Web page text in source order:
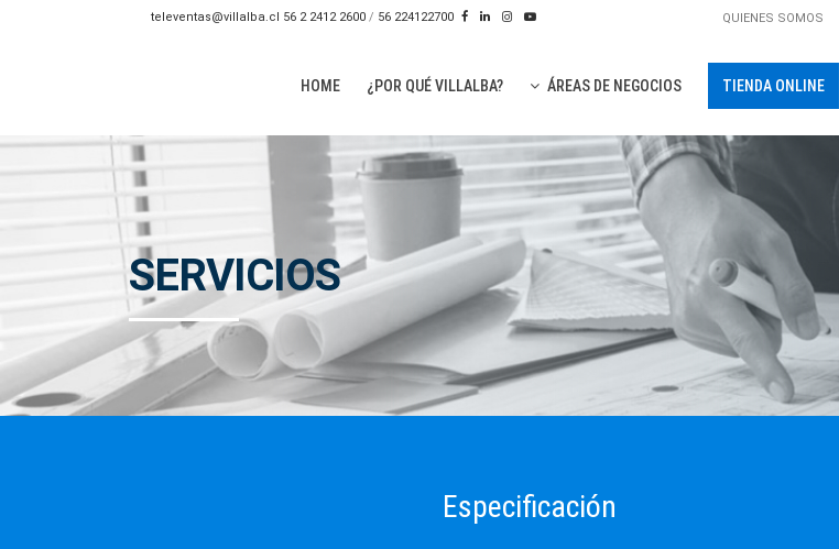
televentas@villalba.cl 56 2 2412 2600 / 56 224122700 QUIENES SOMOS
HOME ¿POR QUÉ VILLALBA? ÁREAS DE NEGOCIOS TIENDA ONLINE
SERVICIOS
Especificación